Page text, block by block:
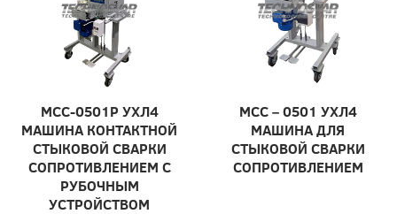
МСС-0501Р УХЛ4
МАШИНА КОНТАКТНОЙ
СТЫКОВОЙ СВАРКИ
СОПРОТИВЛЕНИЕМ С
РУБОЧНЫМ
УСТРОЙСТВОМ
МСС – 0501 УХЛ4
МАШИНА ДЛЯ
СТЫКОВОЙ СВАРКИ
СОПРОТИВЛЕНИЕМ